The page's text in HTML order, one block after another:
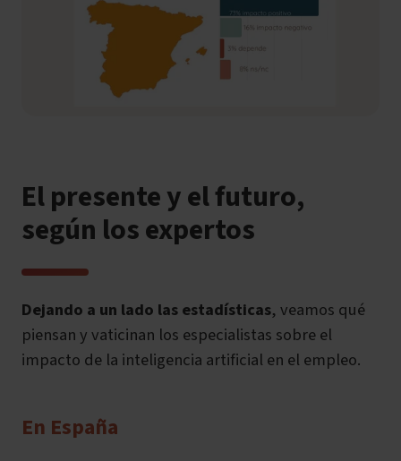
El presente y el futuro,
según los expertos
Dejando a un lado las estadísticas, veamos qué
piensan y vaticinan los especialistas sobre el
impacto de la inteligencia artificial en el empleo.
En España